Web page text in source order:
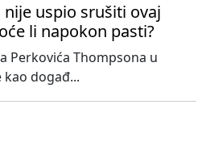
uspio srušiti ovaj
li napokon pasti?
Perkovića Thompsona u
kao događ...